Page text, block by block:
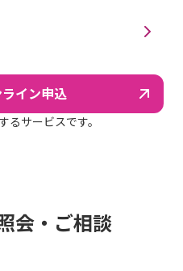
イン申込
るサービスです。
会・ご相談